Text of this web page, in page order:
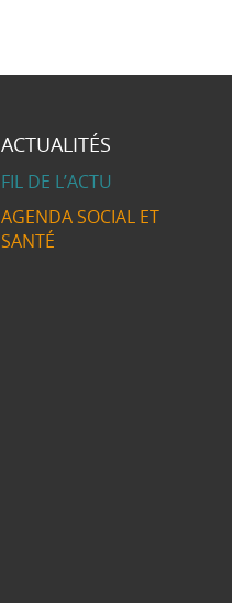
ACTUALITÉS
FIL DE L’ACTU
AGENDA SOCIAL ET
SANTÉ